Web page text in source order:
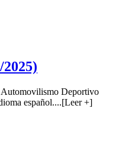
Automovilismo Deportivo
español....[Leer +]